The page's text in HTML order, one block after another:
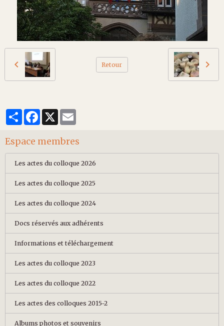
Retour
PartagerFacebook
X
Espace membres
Les actes du colloque 2026
Les actes du colloque 2025
Les actes du colloque 2024
Docs réservés aux adhérents
Informations et téléchargement
Les actes du colloque 2023
Les actes du colloque 2022
Les actes des colloques 2015-2
Albums photos et souvenirs